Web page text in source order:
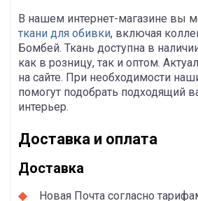
В нашем интернет-магазине вы
ткани для обивки, включая
Бомбей. Ткань доступна в
как в розницу, так и оптом.
на сайте. При необходимости
помогут подобрать подходящий
интерьер.
Доставка и оплата
Доставка
Новая Почта согласно